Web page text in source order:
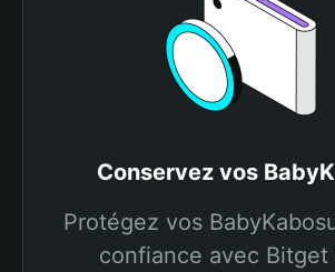
Conservez vos
Protégez vos
confiance avec Bitget